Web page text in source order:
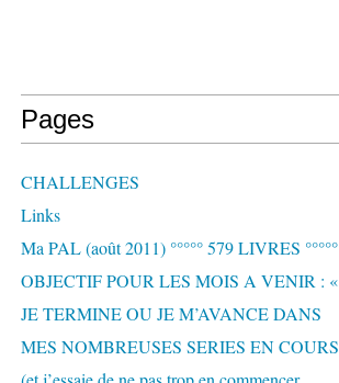
Pages
CHALLENGES
Links
Ma PAL (août 2011) °°°°° 579 LIVRES °°°°°
OBJECTIF POUR LES MOIS A VENIR : «
JE TERMINE OU JE M’AVANCE DANS
MES NOMBREUSES SERIES EN COURS